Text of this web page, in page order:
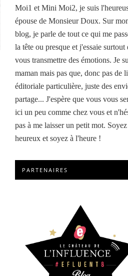
Moi1 et Mini Moi2, je suis
épouse de Monsieur Doux. Sur
blog, je parle de tout ce qui me
la tête ou presque et j'essaie surtout
vous transmettre des émotions. Je
maman mais pas que, donc pas de
éditoriale particulière, juste des
partage... J'espère que vous vous
ici un peu comme chez vous et
pas à me laisser un petit mot. Soyez
heureux et soyez à l'heure !
PARTENAIRES